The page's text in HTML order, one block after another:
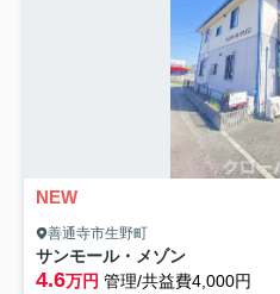
NEW
善通寺市生野町
サンモール・メゾン
4.6万円 管理/共益費4,000円